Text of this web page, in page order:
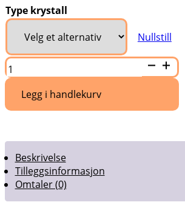
Type krystall
Nullstill
Mannekropp
mini
antall
Legg i handlekurv
Beskrivelse
Tilleggsinformasjon
Omtaler (0)